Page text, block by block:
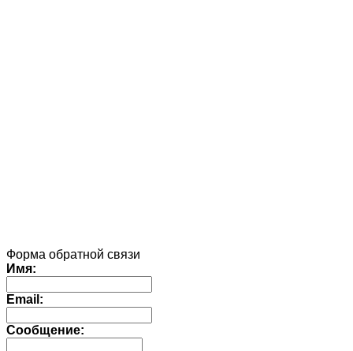
Форма обратной связи
Имя:
Email:
Сообщение: